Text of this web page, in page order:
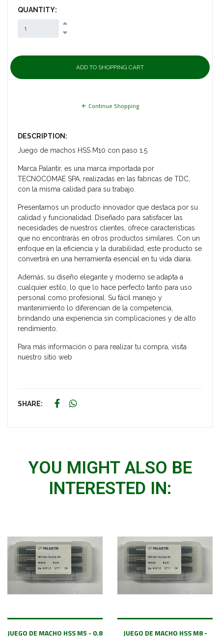
QUANTITY:
Continue Shopping
DESCRIPTION:
Juego de machos HSS M10 con paso 1.5
Marca Palantir, es una marca importada por
TECNOCOMAE SPA, realizadas en las fabricas de TDC,
con la misma calidad para su trabajo.
Presentamos un producto innovador que destaca por su
calidad y funcionalidad. Diseñado para satisfacer las
necesidades de nuestros clientes, ofrece características
que no encontrarás en otros productos similares. Con un
enfoque en la eficiencia y la durabilidad, este producto se
convertirá en una herramienta esencial en tu vida diaria.
Además, su diseño elegante y moderno se adapta a
cualquier estilo, lo que lo hace perfecto tanto para uso
personal como profesional. Su fácil manejo y
mantenimiento lo diferencian de la competencia,
brindando una experiencia sin complicaciones y de alto
rendimiento.
Para más información o para realizar tu compra, visita
nuestro sitio web
SHARE:
YOU MIGHT ALSO BE
INTERESTED IN:
JUEGO DE MACHO HSS M5 - 0.8 JUEGO DE MACHO HSS M8 -